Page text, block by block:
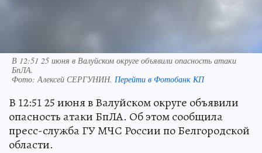
В 12:51 25 июня в Валуйском округе объявили опасность атаки
БпЛА.
Фото:Алексей СЕРГУНИН. Перейти в Фотобанк КП
В 12:51 25 июня в Валуйском округе объявили
опасность атаки БпЛА. Об этом сообщила
пресс-служба ГУ МЧС России по Белгородской
области.